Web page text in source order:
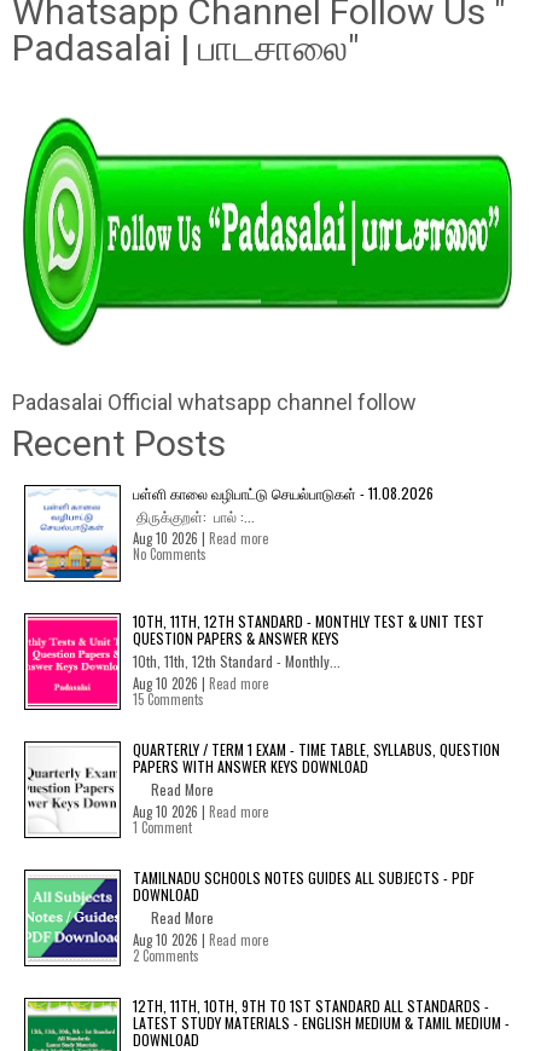
Whatsapp Channel Follow Us "
Padasalai | பாடசாலை"
Padasalai Official whatsapp channel follow
Recent Posts
பள்ளி காலை வழிபாட்டு செயல்பாடுகள் - 11.08.2026
திருக்குறள்: பால் :...
Aug 10 2026 | Read more
No Comments
10TH, 11TH, 12TH STANDARD - MONTHLY TEST & UNIT TEST
QUESTION PAPERS & ANSWER KEYS
10th, 11th, 12th Standard - Monthly...
Aug 10 2026 | Read more
15 Comments
QUARTERLY / TERM 1 EXAM - TIME TABLE, SYLLABUS, QUESTION
PAPERS WITH ANSWER KEYS DOWNLOAD
Read More
Aug 10 2026 | Read more
1 Comment
TAMILNADU SCHOOLS NOTES GUIDES ALL SUBJECTS - PDF
DOWNLOAD
Read More
Aug 10 2026 | Read more
2 Comments
12TH, 11TH, 10TH, 9TH TO 1ST STANDARD ALL STANDARDS -
LATEST STUDY MATERIALS - ENGLISH MEDIUM & TAMIL MEDIUM -
DOWNLOAD